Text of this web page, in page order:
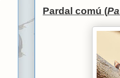
Pardal comú (